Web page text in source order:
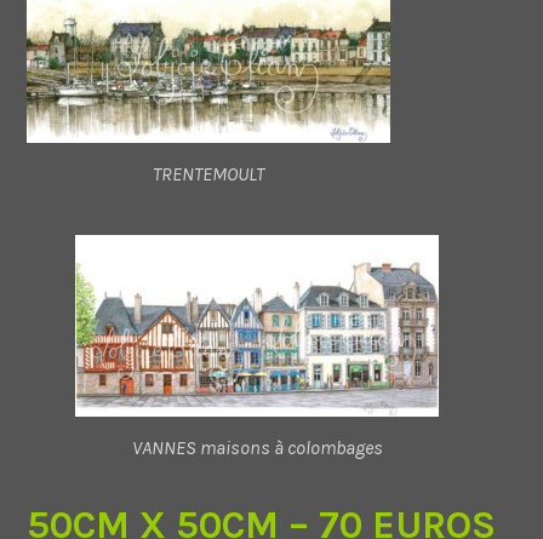
TRENTEMOULT
VANNES maisons à colombages
50CM X 50CM – 70 EUROS